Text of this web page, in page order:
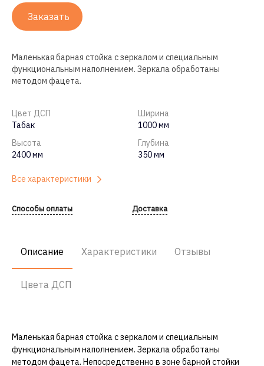
Заказать
Маленькая барная стойка с зеркалом и специальным
функциональным наполнением. Зеркала обработаны
методом фацета.
Цвет ДСП
Табак
Ширина
1000 мм
Высота
2400 мм
Глубина
350 мм
Все характеристики
Способы оплаты Доставка
Описание Характеристики Отзывы
Цвета ДСП
Маленькая барная стойка с зеркалом и специальным
функциональным наполнением. Зеркала обработаны
методом фацета. Непосредственно в зоне барной стойки